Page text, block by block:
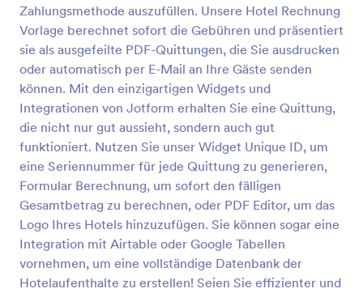
Zahlungsmethode auszufüllen. Unsere Hotel Rechnung
Vorlage berechnet sofort die Gebühren und präsentiert
sie als ausgefeilte PDF-Quittungen, die Sie ausdrucken
oder automatisch per E-Mail an Ihre Gäste senden
können. Mit den einzigartigen Widgets und
Integrationen von Jotform erhalten Sie eine Quittung,
die nicht nur gut aussieht, sondern auch gut
funktioniert. Nutzen Sie unser Widget Unique ID, um
eine Seriennummer für jede Quittung zu generieren,
Formular Berechnung, um sofort den fälligen
Gesamtbetrag zu berechnen, oder PDF Editor, um das
Logo Ihres Hotels hinzuzufügen. Sie können sogar eine
Integration mit Airtable oder Google Tabellen
vornehmen, um eine vollständige Datenbank der
Hotelaufenthalte zu erstellen! Seien Sie effizienter und